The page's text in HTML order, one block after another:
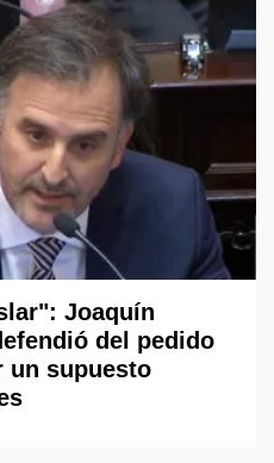
Joaquín
del pedido
un supuesto